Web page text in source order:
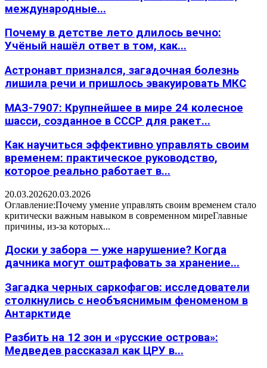
международные...
Почему в детстве лето длилось вечно:
Учёный нашёл ответ в том, как...
Астронавт признался, загадочная болезнь
лишила речи и пришлось эвакуировать МКС
МАЗ-7907: Крупнейшее в мире 24 колесное
шасси, созданное в СССР для ракет...
Как научиться эффективно управлять своим
временем: практическое руководство,
которое реально работает в...
20.03.202620.03.2026
Оглавление:Почему умение управлять своим временем стало
критически важным навыком в современном миреГлавные
причины, из-за которых...
Доски у забора — уже нарушение? Когда
дачника могут оштрафовать за хранение...
Загадка черных саркофагов: исследователи
столкнулись с необъяснимым феноменом в
Антарктиде
Разбить на 12 зон и «русские острова»:
Медведев рассказал как ЦРУ в...